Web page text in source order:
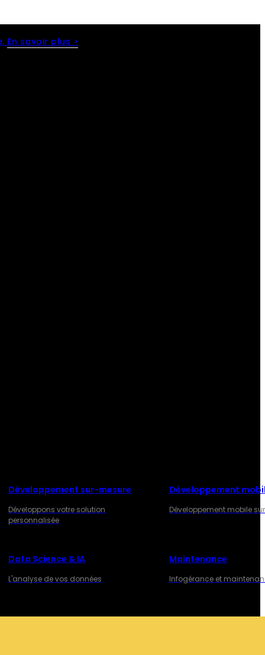
En savoir plus >
Développement sur-mesure
Développons votre solution
personnalisée
Développement
Développement mobile
Data Science & IA
L'analyse de vos données
Maintenance
Infogérance et